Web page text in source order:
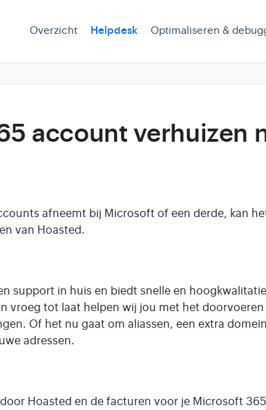
Overzicht Helpdesk Optimaliseren &
account verhuizen
afneemt bij Microsoft of een derde, kan
van Hoasted.
support in huis en biedt snelle en
vroeg tot laat helpen wij jou met het
Of het nu gaat om aliassen, een extra
adressen.
Hoasted en de facturen voor je Microsoft